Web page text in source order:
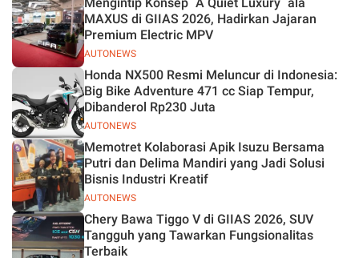
AUTONEWS
MAXUS di GIIAS 2026, Hadirkan Jajaran
Premium Electric MPV
AUTONEWS
Honda NX500 Resmi Meluncur di Indonesia:
Big Bike Adventure 471 cc Siap Tempur,
Dibanderol Rp230 Juta
AUTONEWS
Memotret Kolaborasi Apik Isuzu Bersama
Putri dan Delima Mandiri yang Jadi Solusi
Bisnis Industri Kreatif
Chery Bawa Tiggo V di GIIAS 2026, SUV
Tangguh yang Tawarkan Fungsionalitas
Terbaik